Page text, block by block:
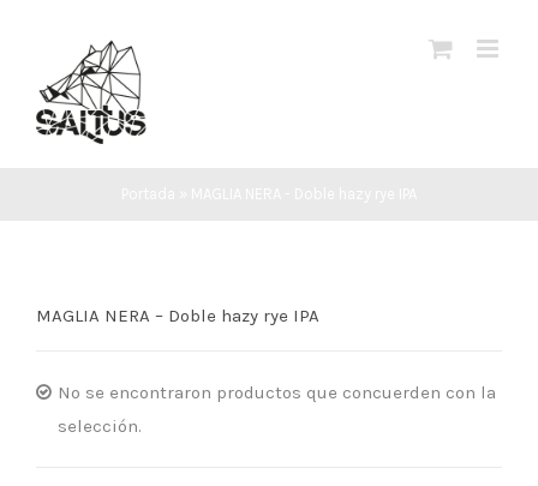
contenido
MAGLIA NERA – Doble hazy rye IPA
No se encontraron productos que concuerden con la
selección.